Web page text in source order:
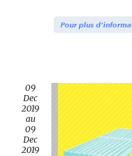
Pour plus
09
Dec
2019
au
09
Dec
2019